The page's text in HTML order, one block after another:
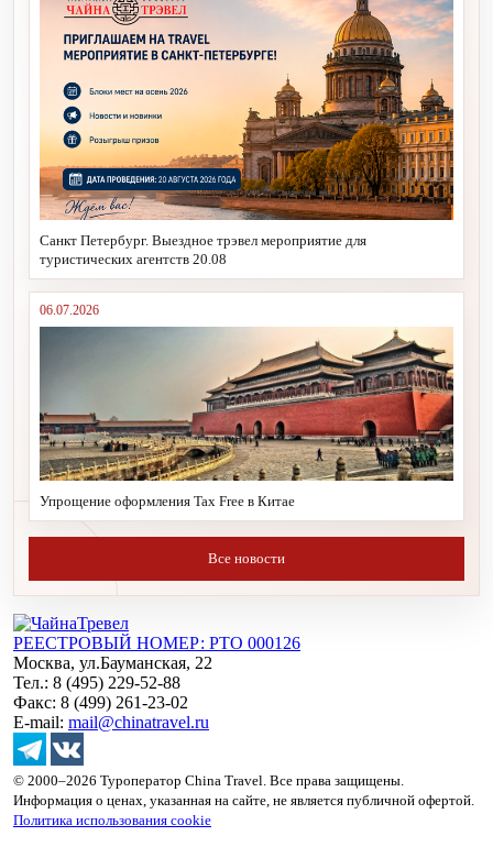
Санкт Петербург. Выездное трэвел мероприятие для
туристических агентств 20.08
06.07.2026
Упрощение оформления Tax Free в Китае
Все новости
РЕЕСТРОВЫЙ НОМЕР: РТО 000126
Москва, ул.Бауманская, 22
Тел.: 8 (495) 229-52-88
Факс: 8 (499) 261-23-02
E-mail: mail@chinatravel.ru
© 2000–2026 Туроператор China Travel. Все права защищены.
Информация о ценах, указанная на сайте, не является публичной офертой.
Политика использования cookie